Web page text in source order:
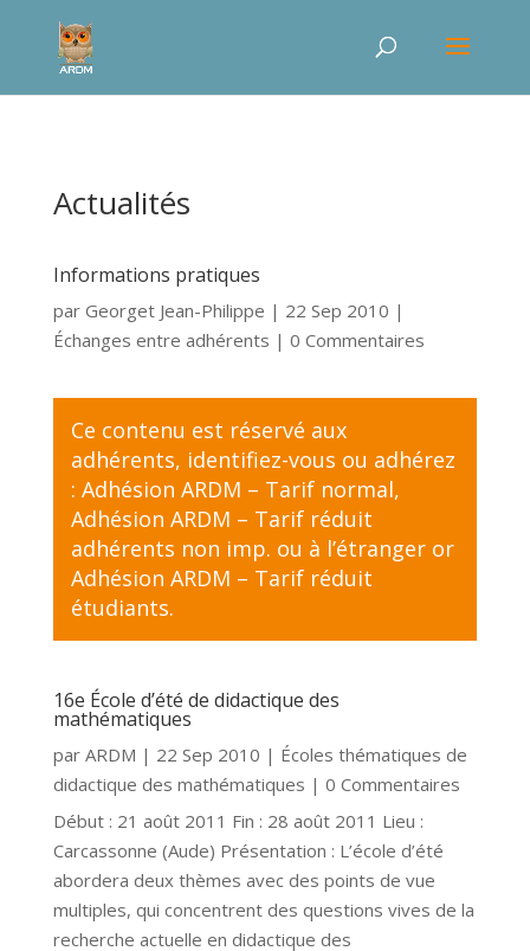
Actualités
Informations pratiques
par Georget Jean-Philippe | 22 Sep 2010 |
Échanges entre adhérents | 0 Commentaires
Ce contenu est réservé aux
adhérents, identifiez-vous ou adhérez
: Adhésion ARDM – Tarif normal,
Adhésion ARDM – Tarif réduit
adhérents non imp. ou à l’étrangeror
Adhésion ARDM – Tarif réduit
étudiants.
16e École d’été de didactique des
mathématiques
par ARDM | 22 Sep 2010 | Écoles thématiques de
didactique des mathématiques | 0 Commentaires
Début : 21 août 2011 Fin : 28 août 2011 Lieu :
Carcassonne (Aude) Présentation : L’école d’été
abordera deux thèmes avec des points de vue
multiples, qui concentrent des questions vives de la
recherche actuelle en didactique des